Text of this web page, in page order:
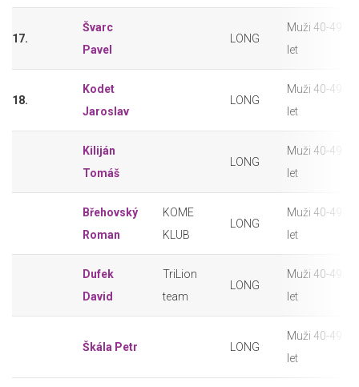
17.
Švarc
Pavel
LONG
Muži 40-49
let
18.
Kodet
Jaroslav
LONG
Muži 40-49
let
Kiliján
Tomáš
LONG
Muži 40-49
let
Břehovský
Roman
KOME
KLUB
LONG
Muži 40-49
let
Dufek
David
TriLion
team
LONG
Muži 40-49
let
Škála Petr LONG
Muži 40-49
let